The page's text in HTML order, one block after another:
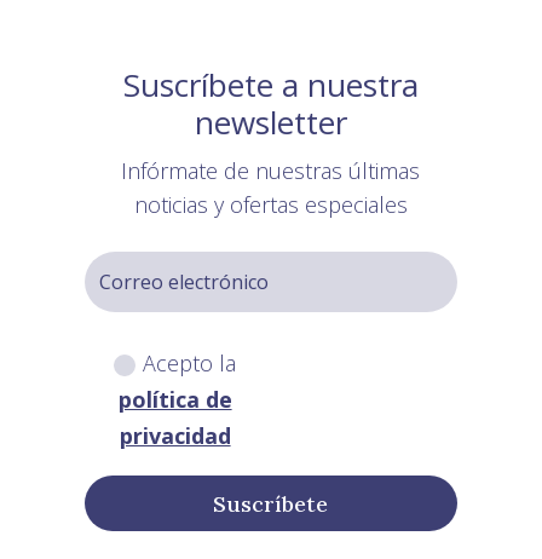
Suscríbete a nuestra
newsletter
Infórmate de nuestras últimas
noticias y ofertas especiales
Acepto la
política de
privacidad
Suscríbete